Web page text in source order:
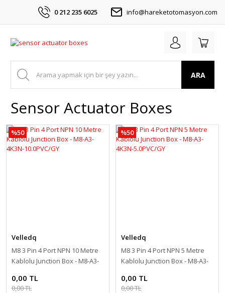
0 212 235 6025 info@hareketotomasyon.com
ARA
Sensor Actuator Boxes
%50
Velledq
M8 3 Pin 4 Port NPN 10 Metre
Kablolu Junction Box - M8-A3-
0,00 TL
0,00 TL
%50
Velledq
M8 3 Pin 4 Port NPN 5 Metre
Kablolu Junction Box - M8-A3-
0,00 TL
0,00 TL